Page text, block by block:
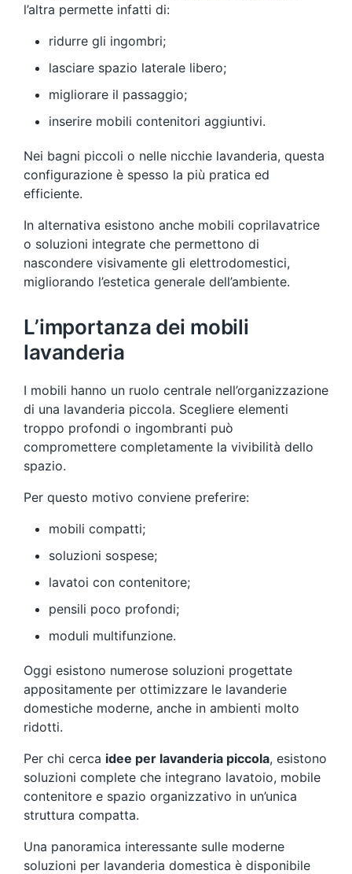
l’altra permette infatti di:
ridurre gli ingombri;
lasciare spazio laterale libero;
migliorare il passaggio;
inserire mobili contenitori aggiuntivi.
Nei bagni piccoli o nelle nicchie lavanderia, questa
configurazione è spesso la più pratica ed
efficiente.
In alternativa esistono anche mobili coprilavatrice
o soluzioni integrate che permettono di
nascondere visivamente gli elettrodomestici,
migliorando l’estetica generale dell’ambiente.
L’importanza dei mobili
lavanderia
I mobili hanno un ruolo centrale nell’organizzazione
di una lavanderia piccola. Scegliere elementi
troppo profondi o ingombranti può
compromettere completamente la vivibilità dello
spazio.
Per questo motivo conviene preferire:
mobili compatti;
soluzioni sospese;
lavatoi con contenitore;
pensili poco profondi;
moduli multifunzione.
Oggi esistono numerose soluzioni progettate
appositamente per ottimizzare le lavanderie
domestiche moderne, anche in ambienti molto
ridotti.
Per chi cerca idee per lavanderia piccola, esistono
soluzioni complete che integrano lavatoio, mobile
contenitore e spazio organizzativo in un’unica
struttura compatta.
Una panoramica interessante sulle moderne
soluzioni per lavanderia domestica è disponibile